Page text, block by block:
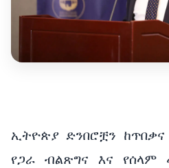
ኢትዮጵያ ድንበሮቿን
የጋራ ብልጽግና እና የሰላም